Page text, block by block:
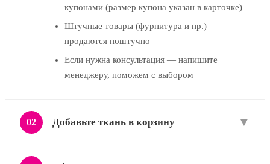
купонами (размер купона указан в карточке)
Штучные товары (фурнитура и пр.) —
продаются поштучно
Если нужна консультация — напишите
менеджеру, поможем с выбором
02 Добавьте ткань в корзину ▼